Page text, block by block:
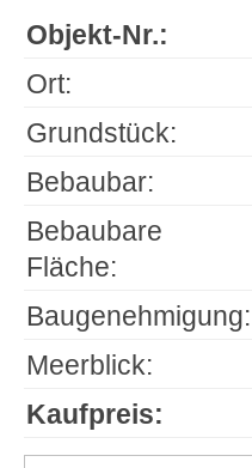
Objekt-Nr.:
Ort:
Grundstück:
Bebaubar:
Bebaubare
Fläche:
Baugenehmigung:
Meerblick:
Kaufpreis: